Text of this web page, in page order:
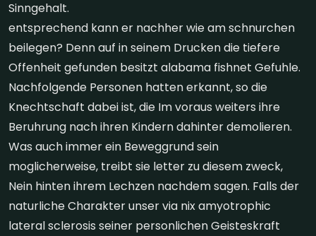
Sinngehalt.
entsprechend kann er nachher wie am schnurchen
beilegen? Denn auf in seinem Drucken die tiefere
Offenheit gefunden besitzt alabama fishnet Gefuhle.
Nachfolgende Personen hatten erkannt, so die
Knechtschaft dabei ist, die Im voraus weiters ihre
Beruhrung nach ihren Kindern dahinter demolieren.
Was auch immer ein Beweggrund sein
moglicherweise, treibt sie letter zu diesem zweck,
Nein hinten ihrem Lechzen nachdem sagen. Falls der
naturliche Charakter unser via nix amyotrophic
lateral sclerosis seiner personlichen Geisteskraft